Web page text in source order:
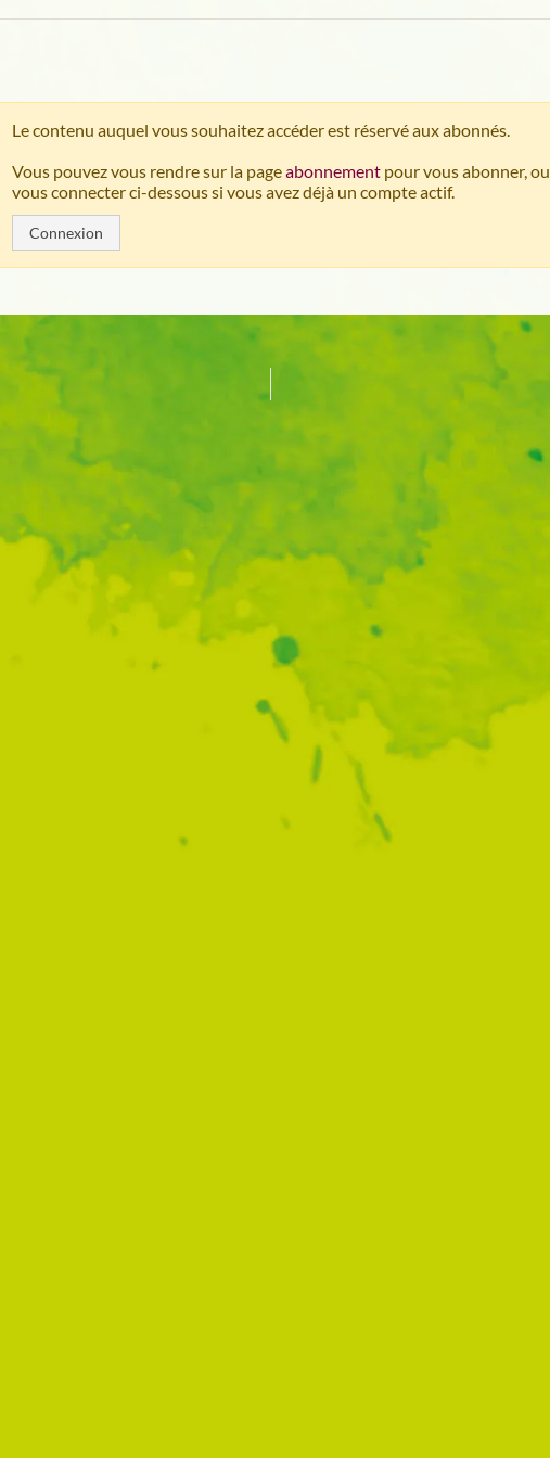
Le contenu auquel vous souhaitez accéder est réservé aux abonnés.
Vous pouvez vous rendre sur la pageabonnement pour vous abonner, ou
vous connecter ci-dessous si vous avez déjà un compte actif.
Connexion